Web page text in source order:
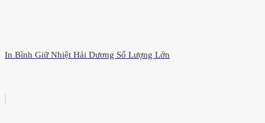
In Bình Giữ Nhiệt Hải Dương Số Lượng Lớn